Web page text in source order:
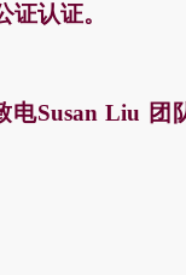
认证。
电Susan Liu 团